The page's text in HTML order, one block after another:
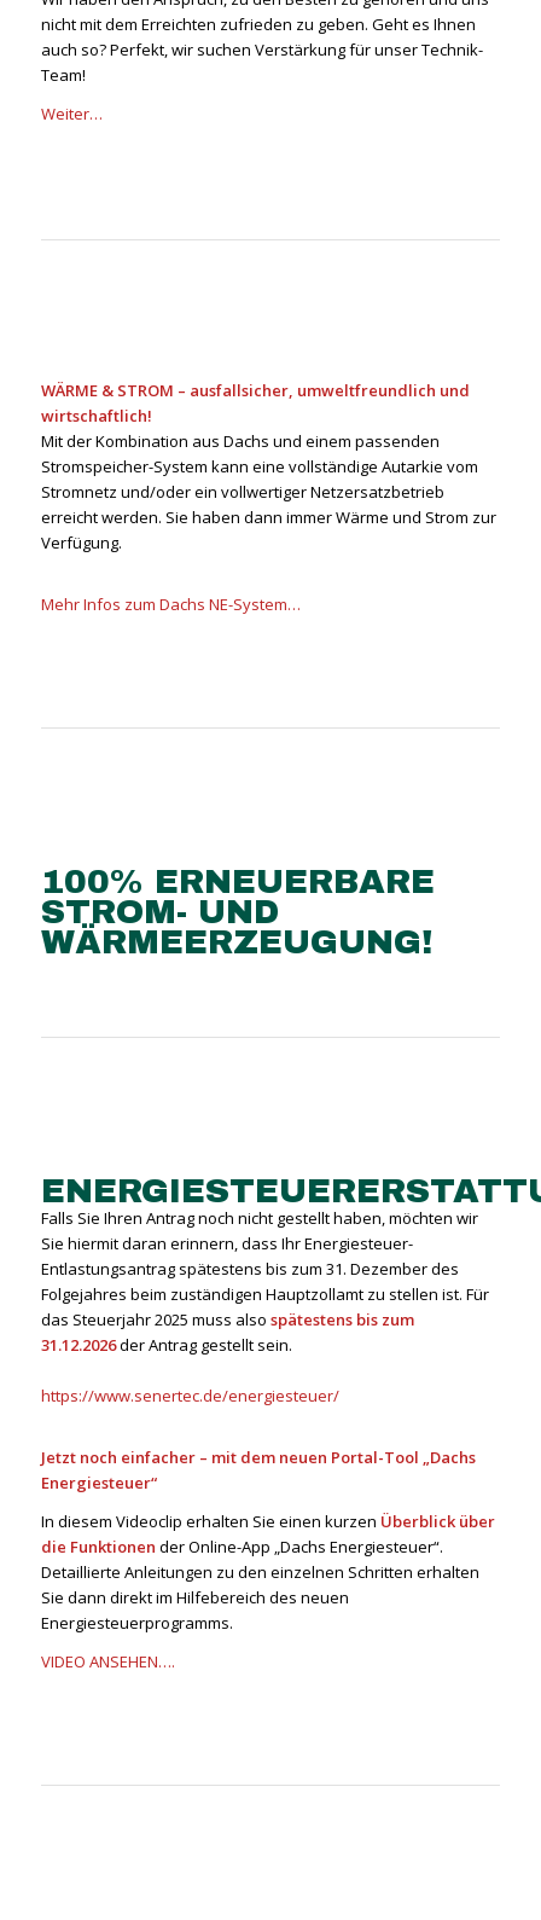
nicht mit dem Erreichten zufrieden zu geben. Geht es Ihnen
auch so? Perfekt, wir suchen Verstärkung für unser Technik-
Team!
Weiter…
WÄRME & STROM – ausfallsicher, umweltfreundlich und
wirtschaftlich!
Mit der Kombination aus Dachs und einem passenden
Stromspeicher-System kann eine vollständige Autarkie vom
Stromnetz und/oder ein vollwertiger Netzersatzbetrieb
erreicht werden. Sie haben dann immer Wärme und Strom zur
Verfügung.
Mehr Infos zum Dachs NE-System…
100% ERNEUERBARE
STROM- UND
WÄRMEERZEUGUNG!
Falls Sie Ihren Antrag noch nicht gestellt haben, möchten wir
Sie hiermit daran erinnern, dass Ihr Energiesteuer-
Entlastungsantrag spätestens bis zum 31. Dezember des
Folgejahres beim zuständigen Hauptzollamt zu stellen ist. Für
das Steuerjahr 2025 muss also spätestens bis zum
31.12.2026der Antrag gestellt sein.
https://www.senertec.de/energiesteuer/
Jetzt noch einfacher – mit dem neuen Portal-Tool „Dachs
Energiesteuer“
In diesem Videoclip erhalten Sie einen kurzen Überblick über
die Funktionen der Online-App „Dachs Energiesteuer“.
Detaillierte Anleitungen zu den einzelnen Schritten erhalten
Sie dann direkt im Hilfebereich des neuen
Energiesteuerprogramms.
VIDEO ANSEHEN….